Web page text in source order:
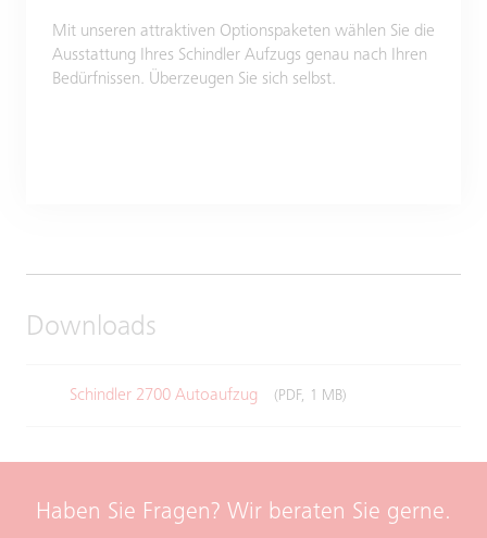
Mit unseren attraktiven Optionspaketen wählen Sie die
Ausstattung Ihres Schindler Aufzugs genau nach Ihren
Bedürfnissen. Überzeugen Sie sich selbst.
Downloads
Schindler 2700 Autoaufzug (PDF, 1 MB)
Haben Sie Fragen? Wir beraten Sie gerne.